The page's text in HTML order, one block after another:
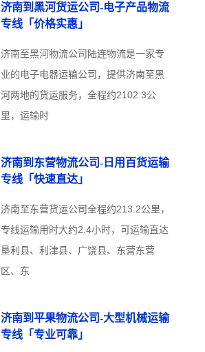
济南到黑河货运公司-电子产品物流
专线「价格实惠」
济南至黑河物流公司陆连物流是一家专
业的电子电器运输公司，提供济南至黑
河两地的货运服务，全程约2102.3公
里，运输时
济南到东营物流公司-日用百货运输
专线「快速直达」
济南至东营货运公司全程约213.2公里，
专线运输用时大约2.4小时，可运输直达
垦利县、利津县、广饶县、东营东营
区、东
济南到平果物流公司-大型机械运输
专线「专业可靠」